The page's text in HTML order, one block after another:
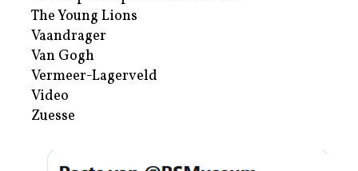
The Young Lions
Vaandrager
Van Gogh
Vermeer-Lagerveld
Video
Zuesse